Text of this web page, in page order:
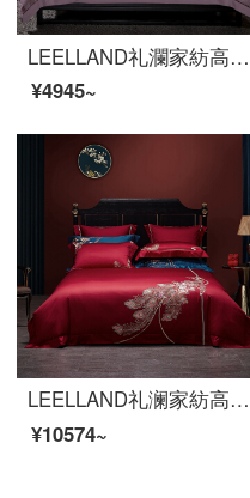
LEELLAND礼瀾家紡高級新中国式60本の綿花刺繍全綿四点セットの純綿古韻刺繍ベッド用品4点セット刺繍雲1.5-1.8メートルベッド/シーツ四点セット
¥4945~
LEELLAND礼澜家紡高級中国式刺繍ロマンチック結婚祝い100本の綿布団用品四点セット純綿刺繍結婚床品セット鳳尾香罗-酒紅四点セット1.5-1.8メートルベッド/200*230 cm
¥10574~